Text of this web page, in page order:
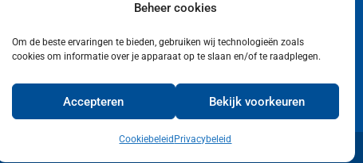
Beheer cookies
Om de beste ervaringen te bieden, gebruiken wij technologieën zoals
cookies om informatie over je apparaat op te slaan en/of te raadplegen.
Accepteren Bekijk voorkeuren
Cookiebeleid Privacybeleid
Contact
Privacyverklaring